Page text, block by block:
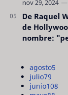
De Raquel
de
nombre:
agosto5
julio79
junio108